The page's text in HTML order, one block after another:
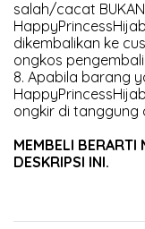
salah/cacat
dikembalikan ke
ongkos
8. Apabila barang
ongkir di tanggung
MEMBELI BERARTI
DESKRIPSI INI.